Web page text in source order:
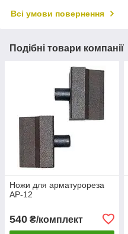
Всі умови повернення
Подібні товари компанії
Ножи для арматурореза
АР-12
540 ₴/комплект